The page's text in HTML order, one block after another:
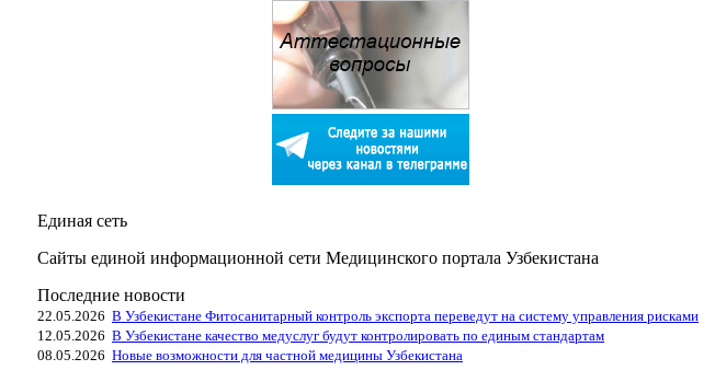
Единая сеть
Сайты единой информационной сети Медицинского портала Узбекистана
Последние новости
22.05.2026 В Узбекистане Фитосанитарный контроль экспорта переведут на систему управления рисками
12.05.2026 В Узбекистане качество медуслуг будут контролировать по единым стандартам
08.05.2026 Новые возможности для частной медицины Узбекистана